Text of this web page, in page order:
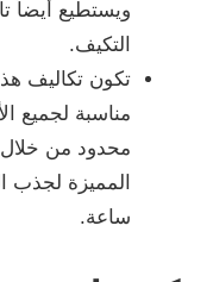
ويستطيع أيضاً
التكيف.
تكون تكاليف
مناسبة لجميع
محدود من
ساعة.